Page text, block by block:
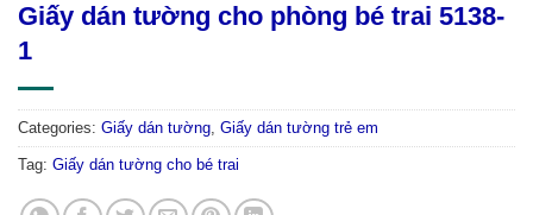
Giấy dán tường cho phòng bé trai 5138-
1
Categories: Giấy dán tường, Giấy dán tường trẻ em
Tag: Giấy dán tường cho bé trai